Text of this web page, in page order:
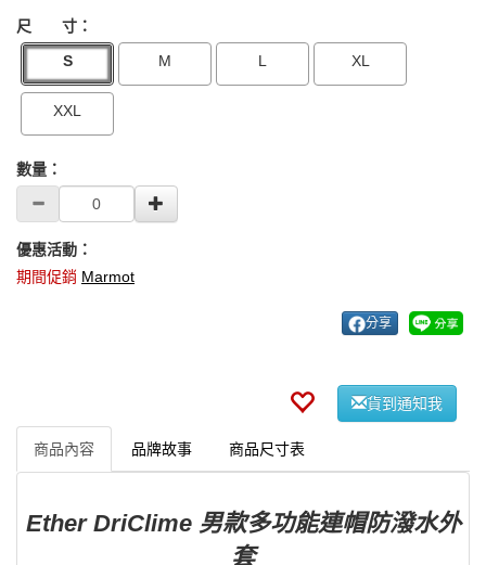
尺 寸：
S
M L XL
XXL
數量：
優惠活動：
期間促銷 Marmot
分享
貨到通知我
商品內容 品牌故事 商品尺寸表
Ether DriClime 男款多功能連帽防潑水外
套